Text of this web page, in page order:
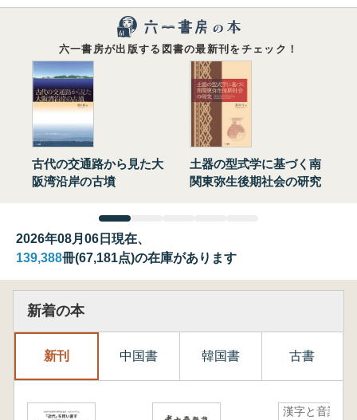
六一書房が出版する図書の最新刊をチェック！
古代の交通路から見た大
阪湾沿岸の古墳
土器の型式学に基づく南
関東弥生後期社会の研究
2026年08月06日現在、
139,388冊(67,181点)の在庫があります
新着の本
新刊 中国書 韓国書 古書
漢字と音読